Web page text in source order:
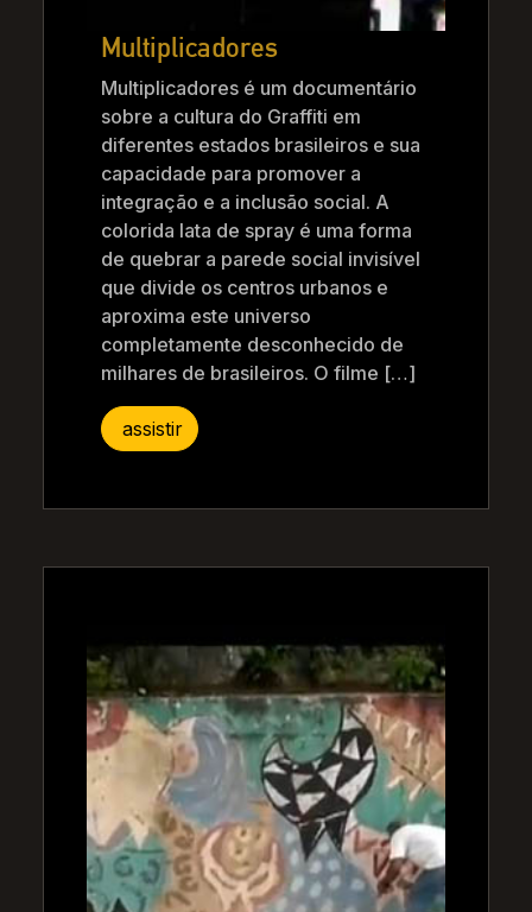
Multiplicadores
Multiplicadores é um documentário
sobre a cultura do Graffiti em
diferentes estados brasileiros e sua
capacidade para promover a
integração e a inclusão social. A
colorida lata de spray é uma forma
de quebrar a parede social invisível
que divide os centros urbanos e
aproxima este universo
completamente desconhecido de
milhares de brasileiros. O filme […]
assistir